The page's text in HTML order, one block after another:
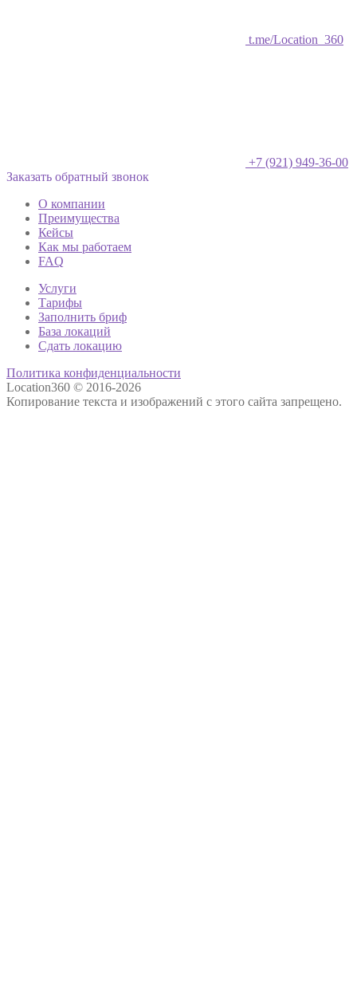
t.me/Location_360
+7 (921) 949-36-00
Заказать обратный звонок
О компании
Преимущества
Кейсы
Как мы работаем
FAQ
Услуги
Тарифы
Заполнить бриф
База локаций
Сдать локацию
Политика конфиденциальности
Location360 © 2016-2026
Копирование текста и изображений с этого сайта запрещено.